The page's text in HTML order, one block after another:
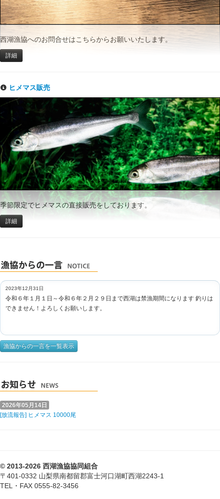
西湖漁協へのお問合せはこちらからお願いいたします。
詳細
ヒメマス販売
季節限定でヒメマスの直接販売をしております。
詳細
2023年12月31日
令和６年１月１日～令和６年２月２９日まで西湖は禁漁期間になります 釣りは
できません！よろしくお願いします。
漁協からの一言を一覧表示
2026年05月14日
[放流報告] ヒメマス 10000尾
© 2013-2026 西湖漁協協同組合
〒401-0332 山梨県南都留郡富士河口湖町西湖2243-1
TEL・FAX 0555-82-3456